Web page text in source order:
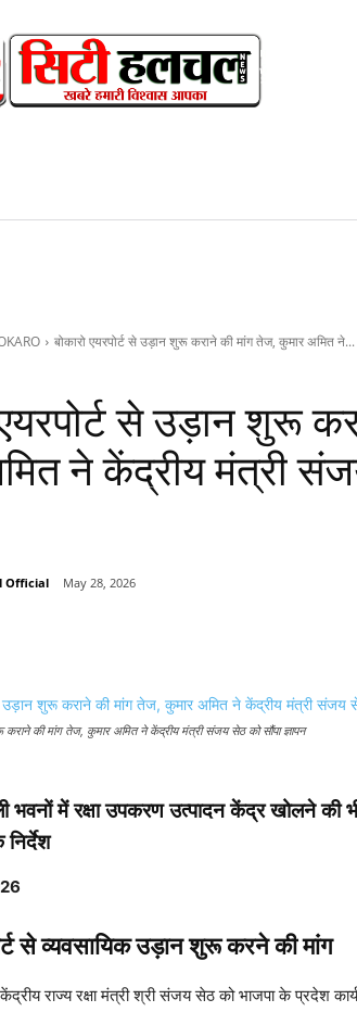
बोकारो एयरपोर्ट से उड़ान शुरू कराने की मांग तेज, कुमार अमित ने...
एयरपोर्ट से उड़ान शुरू
ने केंद्रीय मंत्री
Official May 28, 2026
कराने की मांग तेज, कुमार अमित ने केंद्रीय मंत्री संजय सेठ को सौंपा ज्ञापन
भवनों में रक्षा उपकरण उत्पादन केंद्र खोलने की
से व्यवसायिक उड़ान शुरू करने की मांग
केंद्रीय राज्य रक्षा मंत्री श्री संजय सेठ को भाजपा के प्रदेश